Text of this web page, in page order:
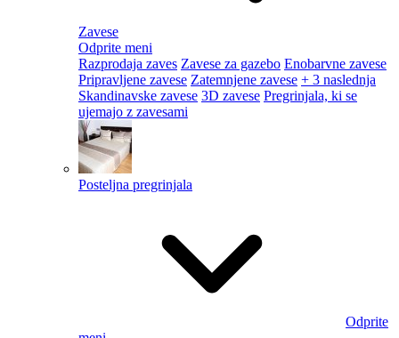
Zavese
Odprite meni
Razprodaja zaves Zavese za gazebo Enobarvne zavese
Pripravljene zavese Zatemnjene zavese + 3 naslednja
Skandinavske zavese 3D zavese Pregrinjala, ki se
ujemajo z zavesami
Posteljna pregrinjala
Odprite